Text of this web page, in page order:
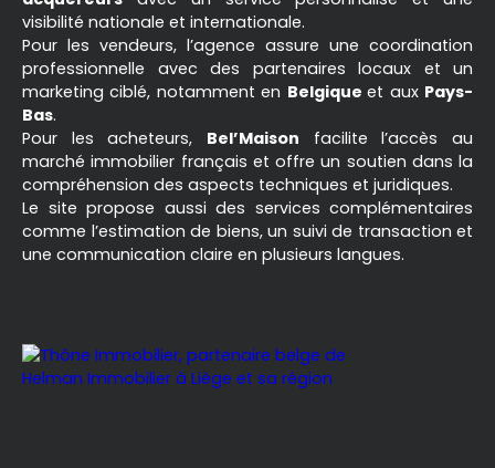
visibilité nationale et internationale.
Pour les vendeurs, l’agence assure une coordination
professionnelle avec des partenaires locaux et un
marketing ciblé, notamment en Belgiqueet aux Pays-
Bas.
Pour les acheteurs, Bel’Maison facilite l’accès au
marché immobilier français et offre un soutien dans la
compréhension des aspects techniques et juridiques.
Le site propose aussi des services complémentaires
comme l’estimation de biens, un suivi de transaction et
une communication claire en plusieurs langues.